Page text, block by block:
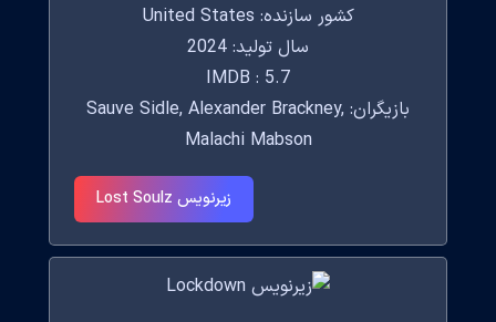
کشور سازنده: United States
سال تولید: 2024
IMDB : 5.7
بازیگران: Sauve Sidle, Alexander Brackney,
Malachi Mabson
زیرنویس Lost Soulz